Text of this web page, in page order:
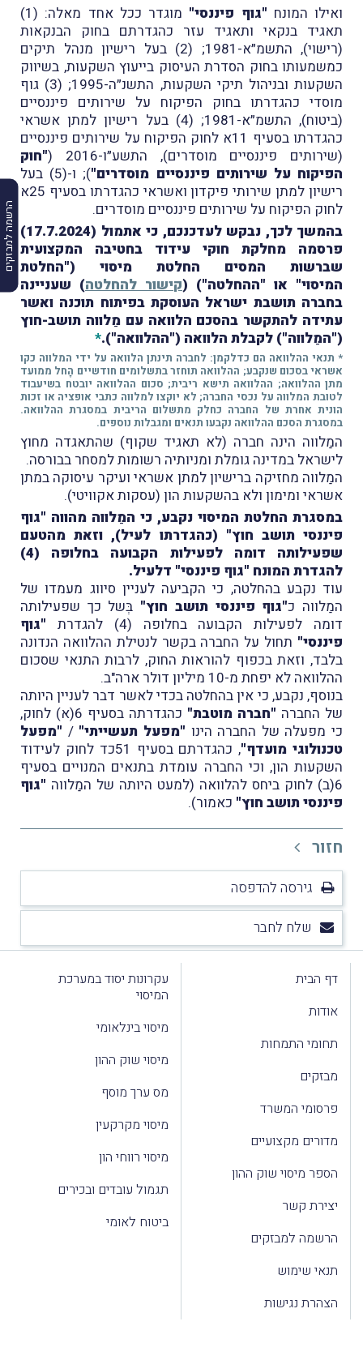
הרשמה למבזקים
ואילו המונח "גוף פיננסי"
מוגדר ככל אחד מאלה: (1)
תאגיד בנקאי ותאגיד עזר כהגדרתם בחוק הבנקאות
(רישוי), התשמ״א-1981; (2) בעל רישיון מנהל תיקים
כמשמעותו בחוק הסדרת העיסוק בייעוץ השקעות, בשיווק
השקעות ובניהול תיקי השקעות, התשנ״ה-1995; (3) גוף
מוסדי כהגדרתו בחוק הפיקוח על שירותים פיננסיים
(ביטוח), התשמ״א-1981; (4) בעל רישיון למתן אשראי
כהגדרתו בסעיף 11א לחוק הפיקוח על שירותים פיננסיים
(שירותים פיננסיים מוסדרים), התשע״ו-2016 (
"חוק
הפיקוח על שירותים פיננסיים מוסדרים"
); ו-(5) בעל
רישיון למתן שירותי פיקדון ואשראי כהגדרתו בסעיף 25א
לחוק הפיקוח על שירותים פיננסיים מוסדרים.
בהמשך לכך, נבקש לעדכנכם, כי אתמול (17.7.2024)
פרסמה מחלקת חוקי עידוד בחטיבה המקצועית
שברשות המסים החלטת מיסוי ("החלטת
המיסוי" או "ההחלטה") (קישור להחלטה) שעניינה
בחברה תושבת ישראל העוסקת בפיתוח תוכנה ואשר
עתידה להתקשר בהסכם הלוואה עם מַלווה תושב-חוץ
("המַלווה") לקבלת הלוואה ("ההלוואה").*
* תנאי ההלוואה הם כדלקמן: לחברה תינתן הלוואה על ידי המלווה כקו
אשראי בסכום שנקבע; ההלוואה תוחזר בתשלומים חודשיים הָחל ממועד
מתן ההלוואה; ההלוואה תישא ריבית; סכום ההלוואה יובטח בשיעבוד
לטובת המלווה על נכסי החברה; לא יוקצו למלווה כתבי אופציה או זכות
הונית אחרת של החברה כחלק מתשלום הריבית במסגרת ההלוואה.
במסגרת הסכם ההלוואה נקבעו תנאים ומגבלות נוספים.
המַלווה הינה חברה (לא תאגיד שקוף) שהתאגדה מחוץ
לישראל במדינה גומלת ומניותיה רשומות למסחר בבורסה.
המַלווה מחזיקה ברישיון למתן אשראי ועיקר עיסוקה במתן
אשראי ומימון ולא בהשקעות הון (עסקות אקוויטי).
במסגרת החלטת המיסוי נקבע, כי המַלווה מהווה "גוף
פיננסי תושב חוץ" (כהגדרתו לעיל), וזאת מהטעם
שפעילותה דומה לפעילות הקבועה בחלופה (4)
להגדרת המונח "גוף פיננסי" דלעיל.
עוד נקבע בהחלטה, כי הקביעה לעניין סיווג מעמדו של
המַלווה כ"גוף פיננסי תושב חוץ" בְּשל כך שפעילותה
דומה לפעילות הקבועה בחלופה (4) להגדרת
"גוף
פיננסי" תחול על החברה בקשר לנטילת ההלוואה הנדונה
בלבד, וזאת בכפוף להוראות החוק, לרבות התנאי שסכום
ההלוואה לא יפחת מ-10 מיליון דולר ארה"ב.
בנוסף, נקבע, כי אין בהחלטה בכדי לאשר דבר לעניין היותה
של החברה "חברה מוטבת"
כהגדרתה בסעיף 6(א) לחוק,
כי מפעלה של החברה הינו "מפעל תעשייתי"/ "מפעל
טכנולוגי מועדף"
, כהגדרתם בסעיף 51כד לחוק לעידוד
השקעות הון, וכי החברה עומדת בתנאים המנויים בסעיף
6(ב) לחוק ביחס להלוואה (למעט היותה של המַלווה
"גוף
פיננסי תושב חוץ" כאמור).
חזור
גירסה להדפסה
שלח לחבר
דף הבית
אודות
תחומי התמחות
מבזקים
פרסומי המשרד
מדורים מקצועיים
הספר מיסוי שוק ההון
יצירת קשר
הרשמה למבזקים
תנאי שימוש
הצהרת נגישות
עקרונות יסוד במערכת
המיסוי
מיסוי בינלאומי
מיסוי שוק ההון
מס ערך מוסף
מיסוי מקרקעין
מיסוי רווחי הון
תגמול עובדים ובכירים
ביטוח לאומי